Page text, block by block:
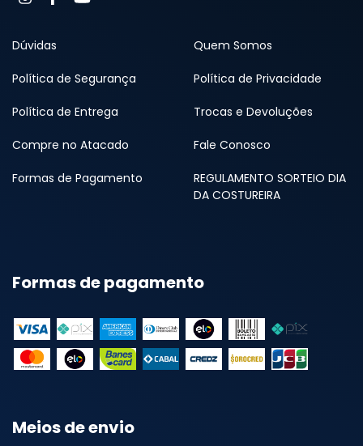
Dúvidas Quem Somos
Política de Segurança Política de Privacidade
Política de Entrega Trocas e Devoluções
Compre no Atacado Fale Conosco
Formas de Pagamento
REGULAMENTO SORTEIO DIA
DA COSTUREIRA
Formas de pagamento
Meios de envio